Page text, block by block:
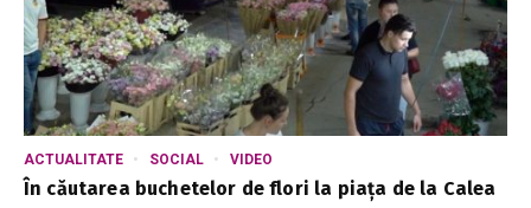
ACTUALITATE SOCIAL VIDEO
În căutarea buchetelor de flori la piața de la Calea